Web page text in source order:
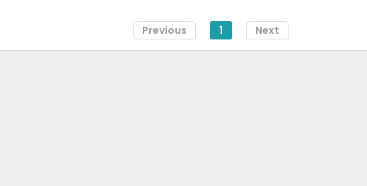
Previous 1 Next